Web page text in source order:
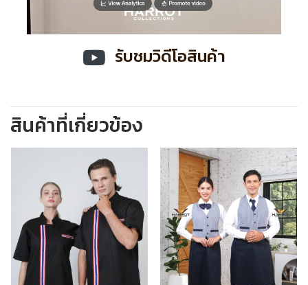
รับชมวิดีโอสินค้า
สินค้าที่เกี่ยวข้อง